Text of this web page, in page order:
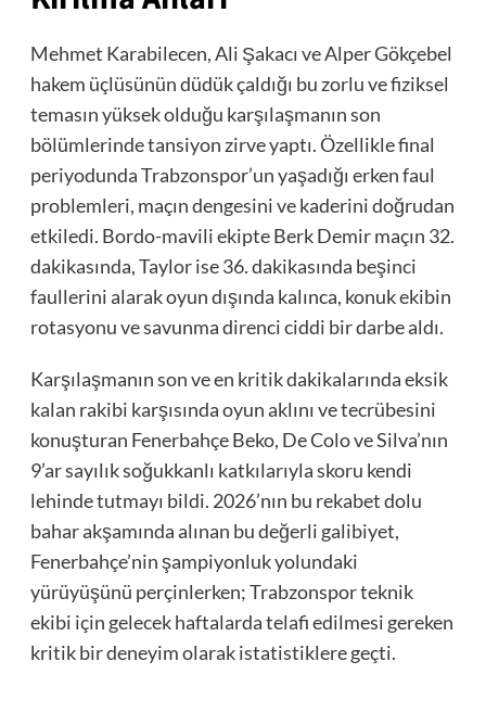
Mehmet Karabilecen, Ali Şakacı ve Alper Gökçebel
hakem üçlüsünün düdük çaldığı bu zorlu ve fiziksel
temasın yüksek olduğu karşılaşmanın son
bölümlerinde tansiyon zirve yaptı. Özellikle final
periyodunda Trabzonspor’un yaşadığı erken faul
problemleri, maçın dengesini ve kaderini doğrudan
etkiledi. Bordo-mavili ekipte Berk Demir maçın 32.
dakikasında, Taylor ise 36. dakikasında beşinci
faullerini alarak oyun dışında kalınca, konuk ekibin
rotasyonu ve savunma direnci ciddi bir darbe aldı.
Karşılaşmanın son ve en kritik dakikalarında eksik
kalan rakibi karşısında oyun aklını ve tecrübesini
konuşturan Fenerbahçe Beko, De Colo ve Silva’nın
9’ar sayılık soğukkanlı katkılarıyla skoru kendi
lehinde tutmayı bildi. 2026’nın bu rekabet dolu
bahar akşamında alınan bu değerli galibiyet,
Fenerbahçe’nin şampiyonluk yolundaki
yürüyüşünü perçinlerken; Trabzonspor teknik
ekibi için gelecek haftalarda telafi edilmesi gereken
kritik bir deneyim olarak istatistiklere geçti.